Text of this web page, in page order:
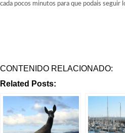
cada pocos minutos para que podais seguir
CONTENIDO RELACIONADO:
Related Posts: